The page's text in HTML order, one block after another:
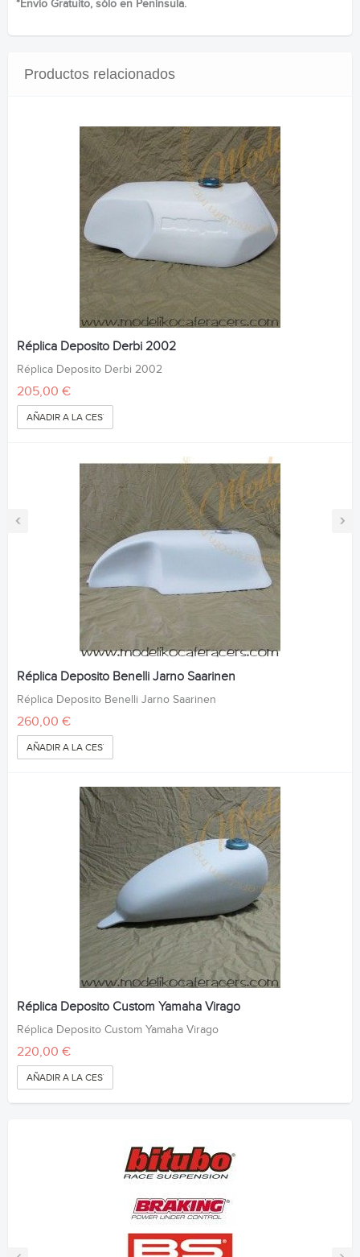
*Envío Gratuito, sólo en Península.
Productos relacionados
‹ ›
Réplica Deposito Derbi 2002
Réplica Deposito Derbi 2002
205,00 €
AÑADIR A LA CESTA
Réplica Deposito Benelli Jarno Saarinen
Réplica Deposito Benelli Jarno Saarinen
260,00 €
AÑADIR A LA CESTA
Réplica Deposito Custom Yamaha Virago
Réplica Deposito Custom Yamaha Virago
220,00 €
AÑADIR A LA CESTA